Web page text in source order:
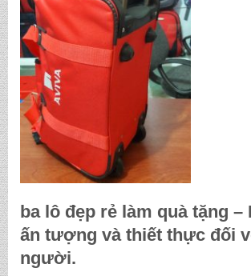
ba lô đẹp rẻ làm quà tặng –
ấn tượng và thiết thực đối
người.